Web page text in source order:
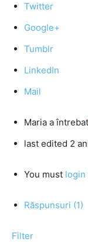
Twitter
Google+
Tumblr
LinkedIn
Mail
Maria a întrebat
last edited 2
You must login
Răspunsuri (1)
Filter